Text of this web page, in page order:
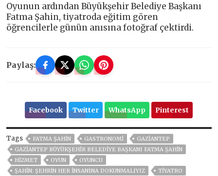
Oyunun ardından Büyükşehir Belediye Başkanı
Fatma Şahin, tiyatroda eğitim gören
öğrencilerle günün anısına fotoğraf çektirdi.
Paylaş:
Facebook Twitter WhatsApp Pinterest
Tags FATMA ŞAHİN GASTRONOMİ
GAZIANTEP
GAZIANTEP BÜYÜKŞEHIR BELEDIYE BAŞKANI FATMA ŞAHIN
HİZMET
OYUN
OYUNCU
ŞAHİN: ŞEHRİN HER İNSANINA DOKUNMALIYIZ
TİYATRO